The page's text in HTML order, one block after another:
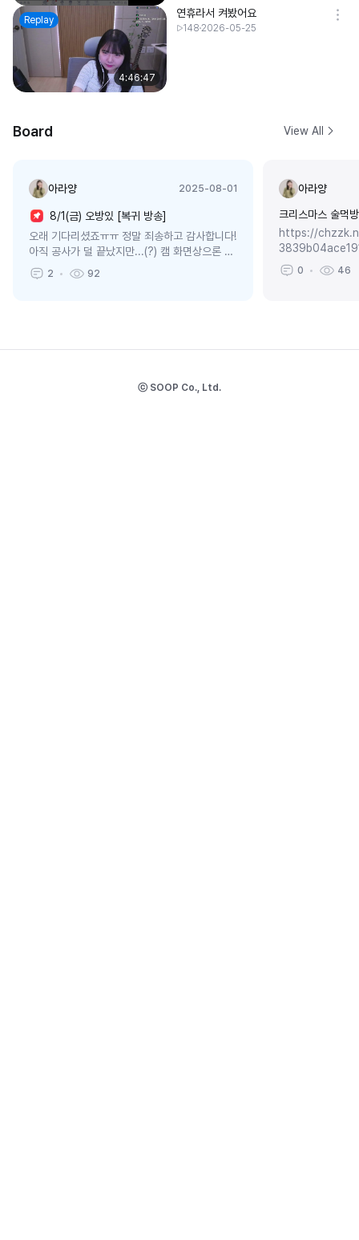
Replay
4:46:47
연휴라서 켜봤어요
148 2026-05-25
Board View All
아라양 2025-08-01
8/1(금) 오방있 [복귀 방송]
오래 기다리셨죠ㅠㅠ 정말 죄송하고 감사합니다!
아직 공사가 덜 끝났지만...(?) 캠 화면상으론 완
벽하게 잘 나올 거 같아서 ㅎㅎ 소통좀 하고 중카
감 찾아봅시다
2 92
아라양
크리스마스 술먹
https://
출 한곳밖에 안
청자 많은 치지직
0 46
ⓒ SOOP Co., Ltd.